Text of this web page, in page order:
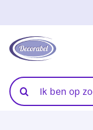
naar
inhoud
Folies
Zoeken
naar: